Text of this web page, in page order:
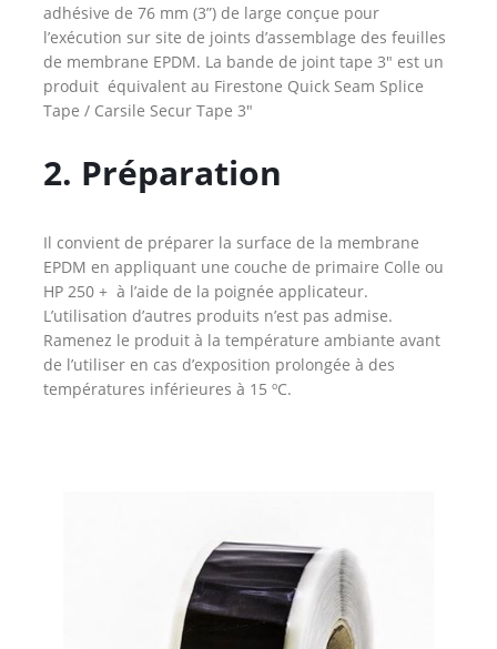
adhésive de 76 mm (3”) de large conçue pour
l’exécution sur site de joints d’assemblage des feuilles
de membrane EPDM. La bande de joint tape 3″ est un
produit équivalent au Firestone Quick Seam Splice
Tape / Carsile Secur Tape 3″
2. Préparation
Il convient de préparer la surface de la membrane
EPDM en appliquant une couche de primaire Colle ou
HP 250 + à l’aide de la poignée applicateur.
L’utilisation d’autres produits n’est pas admise.
Ramenez le produit à la température ambiante avant
de l’utiliser en cas d’exposition prolongée à des
températures inférieures à 15 ºC.